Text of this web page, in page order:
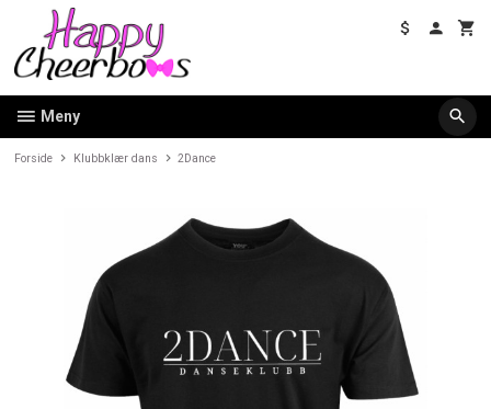
innholdet
Meny
Forside Klubbklær dans 2Dance